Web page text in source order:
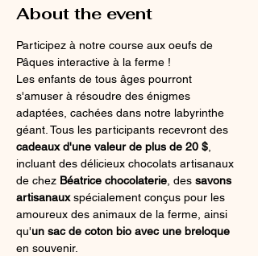
About the event
Participez à notre course aux oeufs de
Pâques interactive à la ferme !
Les enfants de tous âges pourront
s'amuser à résoudre des énigmes
adaptées, cachées dans notre labyrinthe
géant. Tous les participants recevront des
cadeaux d'une valeur de plus de 20 $
incluant des délicieux chocolats artisanaux
de chez Béatrice chocolaterie , des savons
artisanaux spécialement conçus pour les
amoureux des animaux de la ferme, ainsi
qu'un sac de coton bio avec une breloque
en souvenir.